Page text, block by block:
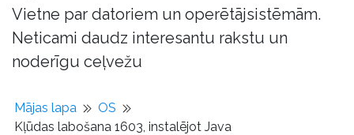
Vietne par datoriem un operētājsistēmām.
Neticami daudz interesantu rakstu un
noderīgu ceļvežu
Mājas lapa
OS
Kļūdas labošana 1603, instalējot Java